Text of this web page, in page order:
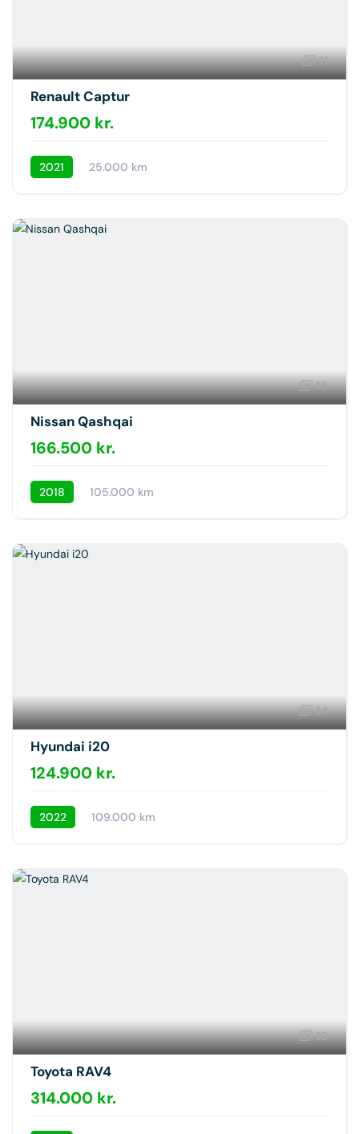
11
Renault Captur
174.900 kr.
2021 25.000 km
18
Nissan Qashqai
166.500 kr.
2018 105.000 km
14
Hyundai i20
124.900 kr.
2022 109.000 km
16
Toyota RAV4
314.000 kr.